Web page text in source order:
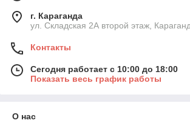
г. Караганда
ул. Складская 2А второй этаж,
Контакты
Сегодня работает с 10:00 до 18:00
Показать весь график работы
О нас